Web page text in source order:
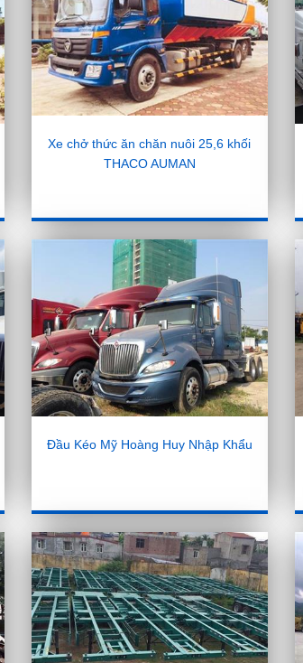
Xe chở thức ăn chăn nuôi 25,6 khối
THACO AUMAN
Đầu Kéo Mỹ Hoàng Huy Nhập Khẩu